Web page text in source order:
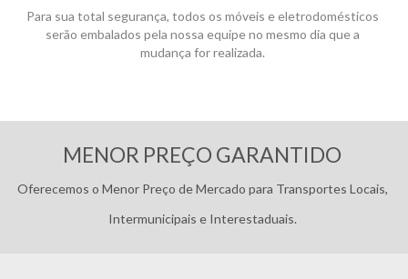
Para sua total segurança, todos os móveis e eletrodomésticos
serão embalados pela nossa equipe no mesmo dia que a
mudança for realizada.
MENOR PREÇO GARANTIDO
Oferecemos o Menor Preço de Mercado para Transportes Locais,
Intermunicipais e Interestaduais.